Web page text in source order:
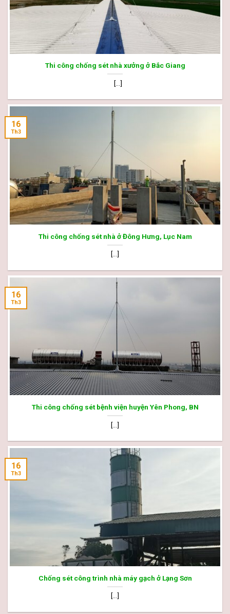
Thi công chống sét nhà xưởng ở Bắc Giang
[...]
Thi công chống sét nhà ở Đông Hưng, Lục Nam
[...]
16
Th3
Thi công chống sét bệnh viện huyện Yên Phong, BN
[...]
16
Th3
Chống sét công trình nhà máy gạch ở Lạng Sơn
[...]
16
Th3